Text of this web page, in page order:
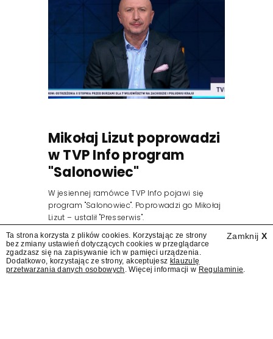
Mikołaj Lizut poprowadzi
w TVP Info program
"Salonowiec"
W jesiennej ramówce TVP Info pojawi się
program "Salonowiec". Poprowadzi go Mikołaj
Lizut – ustalił "Presserwis".
Zamknij X
Ta strona korzysta z plików cookies. Korzystając ze strony
bez zmiany ustawień dotyczących cookies w przeglądarce
zgadzasz się na zapisywanie ich w pamięci urządzenia.
Dodatkowo, korzystając ze strony, akceptujesz klauzulę
przetwarzania danych osobowych . Więcej informacji w Regulaminie.